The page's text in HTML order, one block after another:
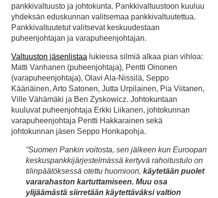
pankkivaltuusto ja johtokunta. Pankkivaltuustoon kuuluu
yhdeksän eduskunnan valitsemaa pankkivaltuutettua.
Pankkivaltuutetut valitsevat keskuudestaan
puheenjohtajan ja varapuheenjohtajan.
Valtuuston jäsenlistaa lukiessa silmiä alkaa pian vihloa:
Matti Vanhanen (puheenjohtaja), Pentti Oinonen
(varapuheenjohtaja), Olavi Ala-Nissilä, Seppo
Kääriäinen, Arto Satonen, Jutta Urpilainen, Pia Viitanen,
Ville Vähämäki ja Ben Zyskowicz. Johtokuntaan
kuuluvat puheenjohtaja Erkki Liikanen, johtokunnan
varapuheenjohtaja Pentti Hakkarainen sekä
johtokunnan jäsen Seppo Honkapohja.
”Suomen Pankin voitosta, sen jälkeen kun Euroopan
keskuspankkijärjestelmässä kertyvä rahoitustulo on
tilinpäätöksessä otettu huomioon, käytetään puolet
vararahaston kartuttamiseen. Muu osa
ylijäämästä siirretään käytettäväksi valtion